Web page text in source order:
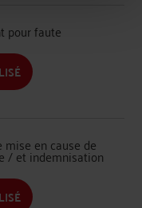
pour faute
en cause de
/ et indemnisation